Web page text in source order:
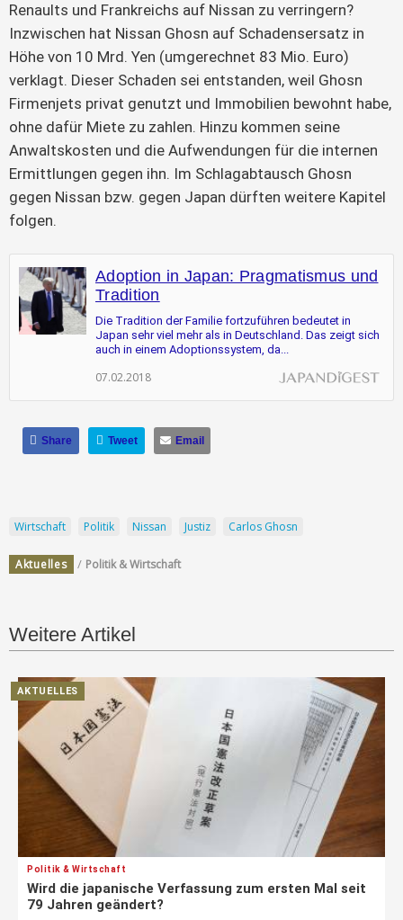
Renaults und Frankreichs auf Nissan zu verringern?
Inzwischen hat Nissan Ghosn auf Schadensersatz in
Höhe von 10 Mrd. Yen (umgerechnet 83 Mio. Euro)
verklagt. Dieser Schaden sei entstanden, weil Ghosn
Firmenjets privat genutzt und Immobilien bewohnt habe,
ohne dafür Miete zu zahlen. Hinzu kommen seine
Anwaltskosten und die Aufwendungen für die internen
Ermittlungen gegen ihn. Im Schlagabtausch Ghosn
gegen Nissan bzw. gegen Japan dürften weitere Kapitel
folgen.
Adoption in Japan: Pragmatismus und
Tradition
Die Tradition der Familie fortzuführen bedeutet in
Japan sehr viel mehr als in Deutschland. Das zeigt sich
auch in einem Adoptionssystem, da...
07.02.2018
Share Tweet Email
Wirtschaft Politik Nissan Justiz Carlos Ghosn
Aktuelles / Politik & Wirtschaft
Weitere Artikel
AKTUELLES
Politik & Wirtschaft
Wird die japanische Verfassung zum ersten Mal seit
79 Jahren geändert?